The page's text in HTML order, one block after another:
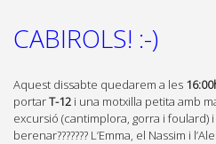
CABIROLS! :-)
Aquest dissabte quedarem a les
portarT-12 i una motxilla petita amb
excursió (cantimplora, gorra i foulard)
berenar??????? L’Emma, el Nassim i